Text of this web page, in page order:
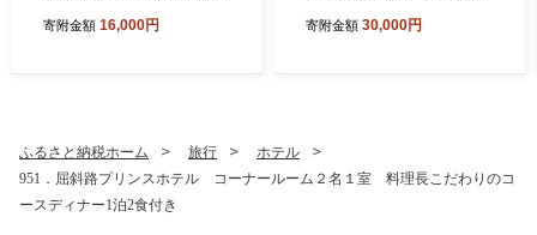
町
寄附金額 16,000円
方ガイド付 カニ かに 蟹 海鮮
寄附金額 30,000円
ふるさと納税ホーム 旅行
ホテル
951．屈斜路プリンスホテル コーナールーム２名１室 料理長こだわりのコ
ースディナー1泊2食付き